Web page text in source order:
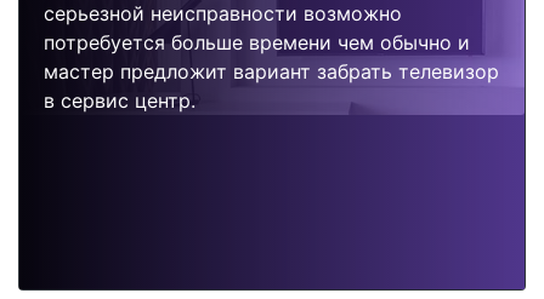
серьезной неисправности возможно
потребуется больше времени чем обычно и
мастер предложит вариант забрать телевизор
в сервис центр.